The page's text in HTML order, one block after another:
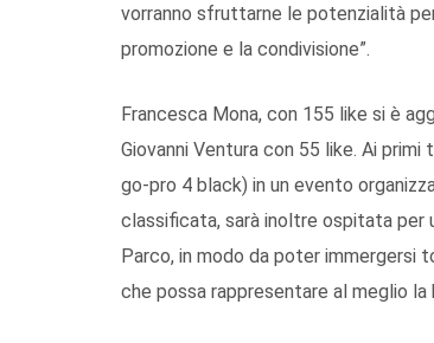
vorranno sfruttarne le potenzialità
promozione e la condivisione”.
Francesca Mona, con 155 like si è
Giovanni Ventura con 55 like. Ai
go-pro 4 black) in un evento
classificata, sarà inoltre ospitata per
Parco, in modo da poter immergersi
che possa rappresentare al meglio la